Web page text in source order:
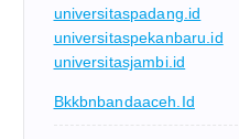
universitaspadang.id
universitaspekanbaru.id
universitasjambi.id
Bkkbnbandaaceh.id